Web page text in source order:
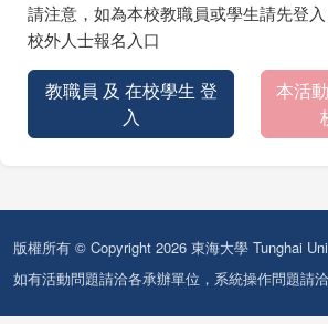
請注意，如為本校教職員或學生請先登
校外人士報名入口
教職員 及 在校學生 登
入
本活
版權所有 © Copyright 2026 東海大學 Tunghai
如有活動問題請洽各承辦單位，系統操作問題請